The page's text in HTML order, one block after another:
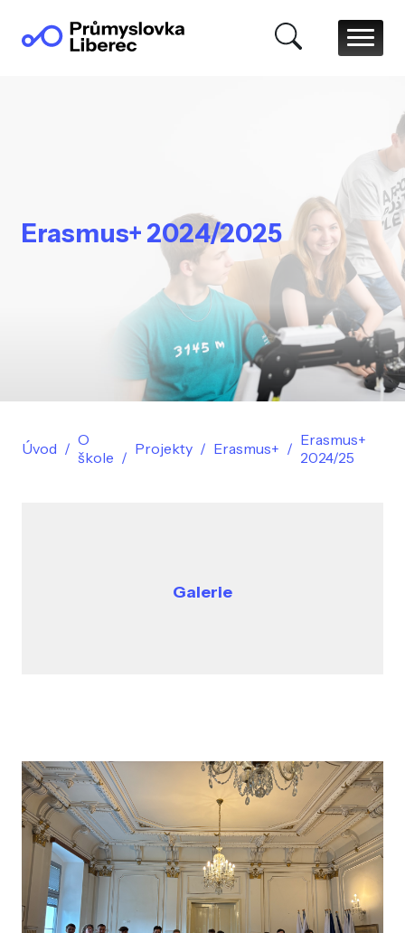
Erasmus+ 2024/2025
Úvod
O
škole
Projekty Erasmus+
Erasmus+
2024/25
Galerie